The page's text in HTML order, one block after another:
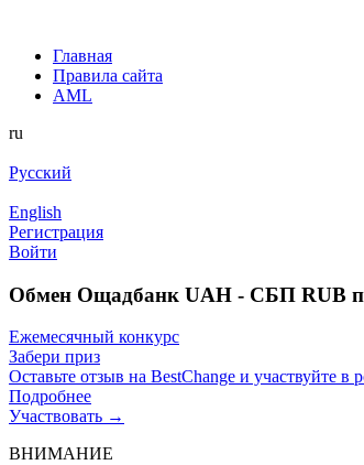
Главная
Правила сайта
AML
ru
Русский
English
Регистрация
Войти
Обмен Ощадбанк UAH - СБП RUB
Ежемесячный конкурс
Забери приз
Оставьте отзыв на BestChange и участвуйте в
Подробнее
Участвовать →
ВНИМАНИЕ